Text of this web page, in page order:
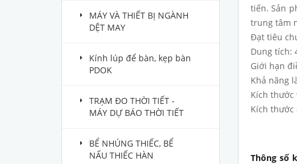
MÁY VÀ THIẾT BỊ NGÀNH
DỆT MAY
Kính lúp để bàn, kẹp bàn
PDOK
TRẠM ĐO THỜI TIẾT -
MÁY DỰ BÁO THỜI TIẾT
BỂ NHÚNG THIẾC, BỂ
NẤU THIẾC HÀN
tiến. Sản
trung tâm
Đạt tiêu
Dung tích:
Giới hạn
Khả năng
Kích thước
Kích thước
Thông số